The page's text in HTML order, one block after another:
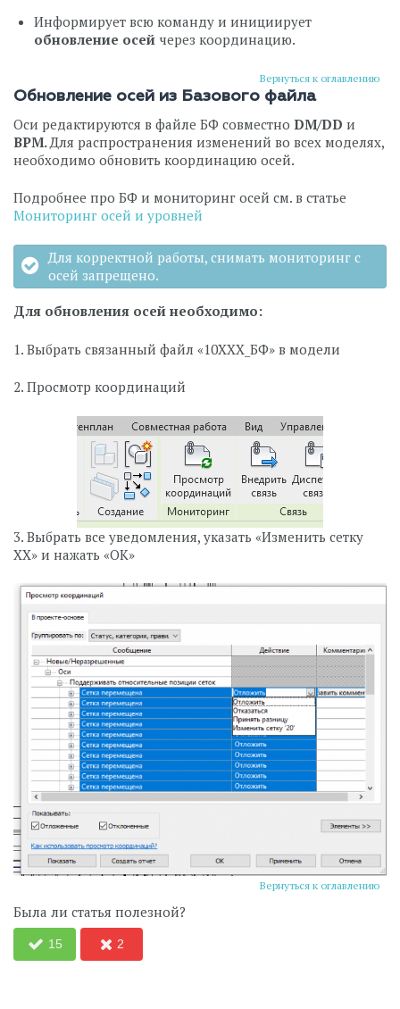
Информирует всю команду и инициирует
обновление осейчерез координацию.
Вернуться к оглавлению
Обновление осей из Базового файла
Оси редактируются в файле БФ совместно DM/DD и
BPM. Для распространения изменений во всех моделях,
необходимо обновить координацию осей.
Подробнее про БФ и мониторинг осей см. в статье
Мониторинг осей и уровней
Для корректной работы, снимать мониторинг с
осей запрещено.
Для обновления осей необходимо:
1. Выбрать связанный файл «10ХХХ_БФ» в модели
2. Просмотр координаций
3. Выбрать все уведомления, указать «Изменить сетку
ХХ» и нажать «ОК»
Вернуться к оглавлению
Была ли статья полезной?
15 2